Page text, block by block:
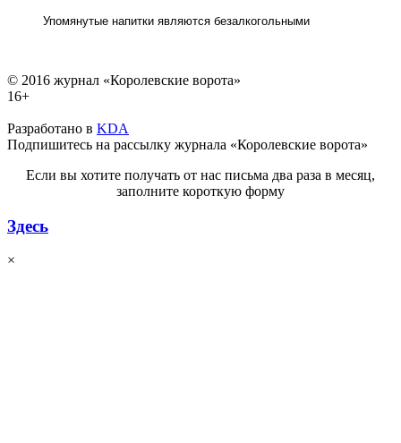
Упомянутые напитки являются безалкогольными
© 2016 журнал «Королевские ворота»
16+
Разработано в KDA
Подпишитесь на рассылку журнала «Королевские ворота»
Если вы хотите получать от нас письма два раза в месяц,
заполните короткую форму
Здесь
×